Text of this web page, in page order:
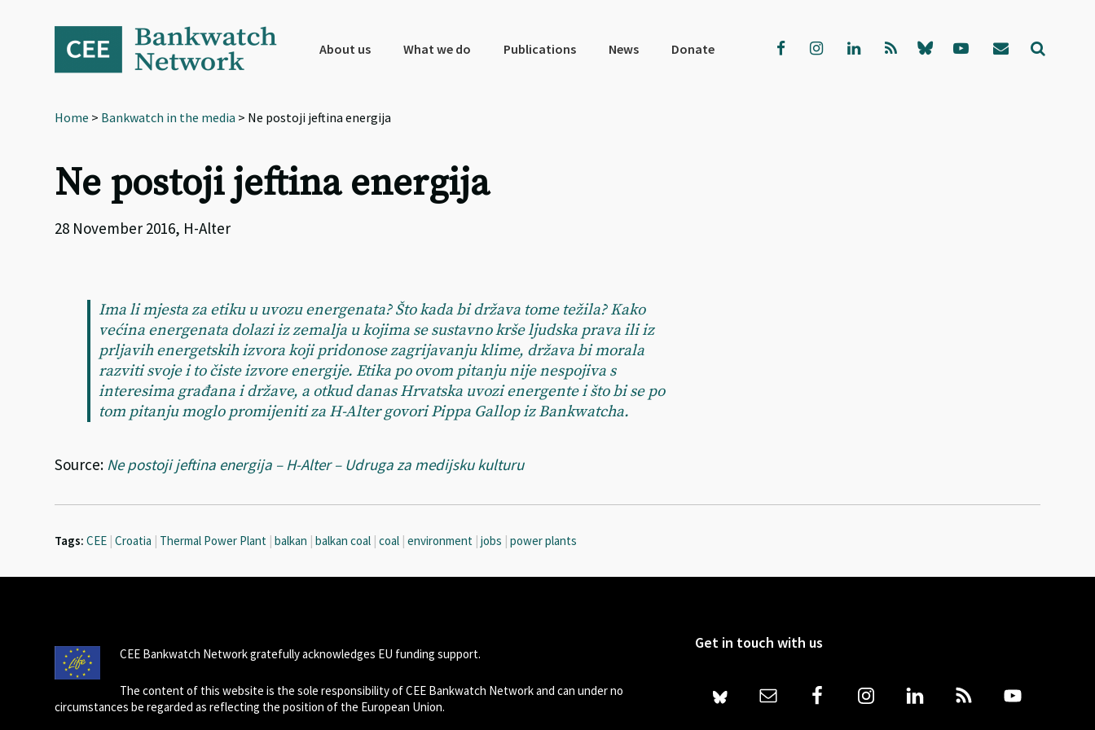
navigation
About us What we do Publications News Donate
Home > Bankwatch in the media > Ne postoji jeftina energija
Ne postoji jeftina energija
28 November 2016, H-Alter
Ima li mjesta za etiku u uvozu energenata? Što kada bi država tome težila? Kako
većina energenata dolazi iz zemalja u kojima se sustavno krše ljudska prava ili iz
prljavih energetskih izvora koji pridonose zagrijavanju klime, država bi morala
razviti svoje i to čiste izvore energije. Etika po ovom pitanju nije nespojiva s
interesima građana i države, a otkud danas Hrvatska uvozi energente i što bi se po
tom pitanju moglo promijeniti za H-Alter govori Pippa Gallop iz Bankwatcha.
Source: Ne postoji jeftina energija – H-Alter – Udruga za medijsku kulturu
Tags: CEE | Croatia | Thermal Power Plant | balkan | balkan coal | coal | environment | jobs | power plants
CEE Bankwatch Network gratefully acknowledges EU funding support.
The content of this website is the sole responsibility of CEE Bankwatch Network and can under no
circumstances be regarded as reflecting the position of the European Union.
Get in touch with us